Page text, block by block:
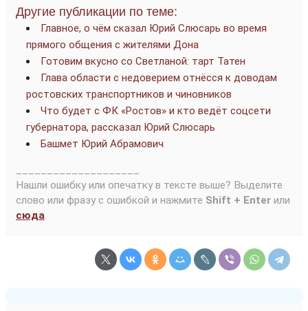
Другие публикации по теме:
Главное, о чём сказал Юрий Слюсарь во время
прямого общения с жителями Дона
Готовим вкусно со Светланой: тарт Татен
Глава области с недоверием отнёсся к доводам
ростовских транспортников и чиновников
Что будет с ФК «Ростов» и кто ведёт соцсети
губернатора, рассказал Юрий Слюсарь
Башмет Юрий Абрамович
Нашли ошибку или опечатку в тексте выше? Выделите
слово или фразу с ошибкой и нажмите Shift + Enter или
сюда.